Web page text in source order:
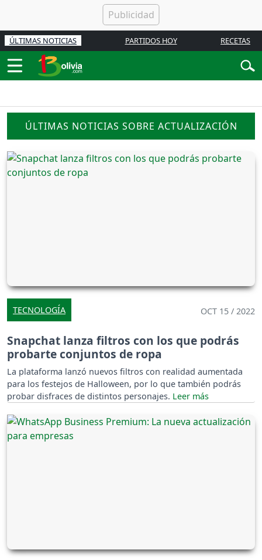
ÚLTIMAS NOTICIAS PARTIDOS HOY RECETAS
ÚLTIMAS NOTICIAS SOBRE ACTUALIZACIÓN
TECNOLOGÍA OCT 15 / 2022
Snapchat lanza filtros con los que podrás
probarte conjuntos de ropa
La plataforma lanzó nuevos filtros con realidad aumentada
para los festejos de Halloween, por lo que también podrás
probar disfraces de distintos personajes.